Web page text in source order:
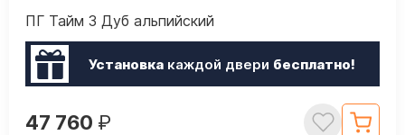
ПГ Тайм 3 Дуб альпийский
Установкакаждой двери бесплатно!
47 760 ₽